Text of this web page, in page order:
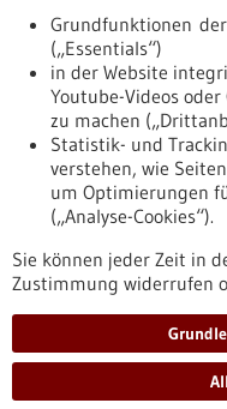
Nach oben
Informiert bleiben
Newsletter abonnieren
Grundfunktionen
(„Essentials“)
in der Website
Youtube-Videos
zu machen
Statistik- und
verstehen, wie
um Optimierungen
(„Analyse-Cookies“).
Sie können jeder Zeit in
Zustimmung widerrufen